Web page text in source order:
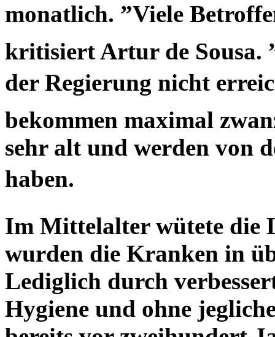
monatlich. ”Viele
kritisiert Artur de Sousa.
der Regierung nicht
bekommen maximal
sehr alt und werden von
haben.
Im Mittelalter wütete die
wurden die Kranken in
Lediglich durch
Hygiene und ohne